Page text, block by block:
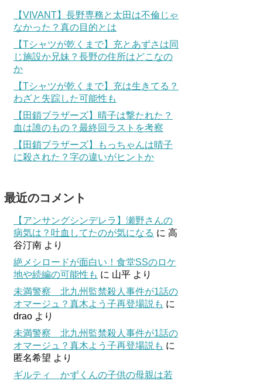
【VIVANT】長野専務と太田は不倫じゃ
なかった？真の目的とは
【Tシャツが乾くまで】充とあずさは同
じ施設か兄妹？長野の住所はどこなの
か
【Tシャツが乾くまで】充は生きてる？
わざと失踪した可能性も
【田鎖ブラザーズ】晴子は撃たれた？
血は誰のもの？最終回ラストを考察
【田鎖ブラザーズ】もっちゃんは晴子
に殺された？字の違いがヒントか
最近のコメント
【アンサングシンデレラ】瀬野さんの
病気は？吐血してたのが気になる に 高
谷汀南 より
絶メシロードが面白い！食堂SSのロケ
地や続編の可能性も に 山平 より
未満警察 北九州監禁殺人事件が1話の
オマージュ？真木よう子再登場説も に
drao より
未満警察 北九州監禁殺人事件が1話の
オマージュ？真木よう子再登場説も に
匿名希望 より
ギルティ かずくんの子供の母親は若